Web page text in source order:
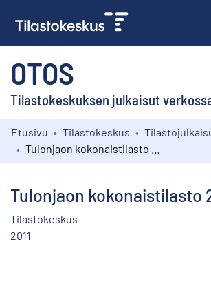
OTOS
Tilastokeskuksen julkaisut
Kokoelmat
Etusivu Tilastokeskus
Tulonjaon kokonaistilasto
Tilastokeskus
2011